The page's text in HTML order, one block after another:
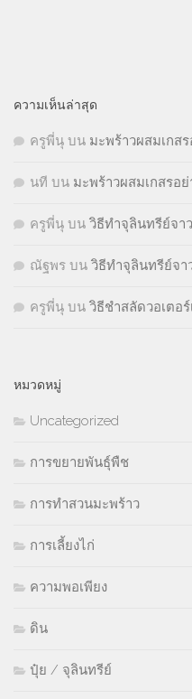
ความเห็นล่าสุด
ครูพี่นุ บน มะพร้าวผสมเกสร
นที บน มะพร้าวผสมเกสรอย่
ครูพี่นุ บน วิธีทำจุลินทรีย์จา
ณัฐพร บน วิธีทำจุลินทรีย์จา
ครูพี่นุ บน วิธีชำสลัดวอเตอ
หมวดหมู่
Uncategorized
การขยายพันธุ์พืช
การทำสวนมะพร้าว
การเลี้ยงไก่
ความพอเพียง
ดิน
ปุ๋ย / จุลินทรีย์